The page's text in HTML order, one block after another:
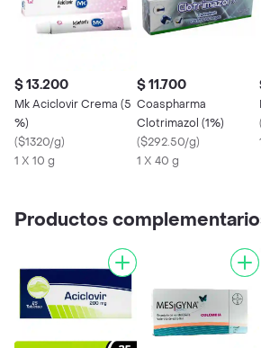
$ 13.200
Mk Aciclovir Crema (5
%)
($1320/g)
1 X 10 g
$ 11.700
Coaspharma
Clotrimazol (1%)
($292.50/g)
1 X 40 g
Productos